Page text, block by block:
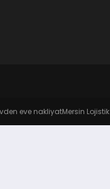
eve nakliyatMersin Lojistik